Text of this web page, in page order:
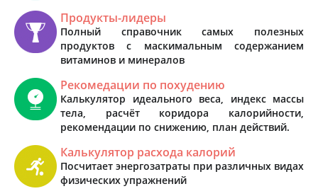
Продукты-лидеры
Полный справочник самых полезных
продуктов с маскимальным содержанием
витаминов и минералов
Рекомедации по похудению
Калькулятор идеального веса, индекс массы
тела, расчёт коридора калорийности,
рекомендации по снижению, план действий.
Калькулятор расхода калорий
Посчитает энергозатраты при различных видах
физических упражнений